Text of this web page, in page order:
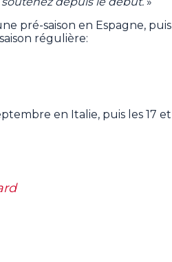
pré-saison en Espagne, puis
régulière:
en Italie, puis les 17 et